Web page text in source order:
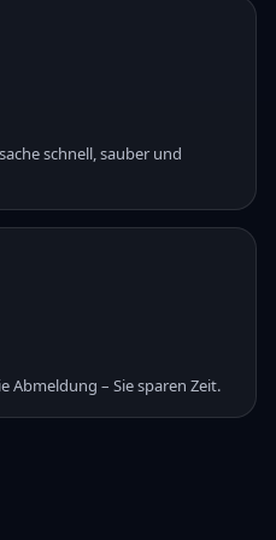
schnell, sauber und
Abmeldung – Sie sparen Zeit.